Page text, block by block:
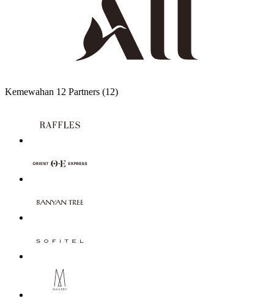
Kemewahan 12 Partners (12)